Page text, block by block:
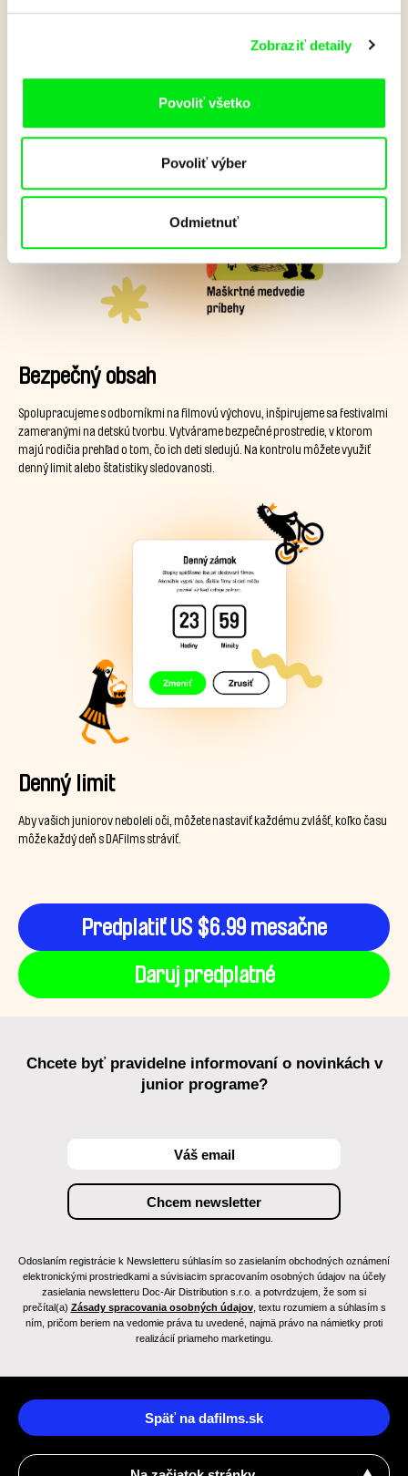
Zobraziť detaily
Povoliť všetko
Povoliť výber
Odmietnuť
vekové skupiny pripravujeme aj sprievodné texty a pracovné listy, aby mohli
Bezpečný obsah
Spolupracujeme s odborníkmi na filmovú výchovu, inšpirujeme sa festivalmi
zameranými na detskú tvorbu. Vytvárame bezpečné prostredie, v ktorom
majú rodičia prehľad o tom, čo ich deti sledujú. Na kontrolu môžete využiť
denný limit alebo štatistiky sledovanosti.
Denný limit
Aby vašich juniorov neboleli oči, môžete nastaviť každému zvlášť, koľko času
môže každý deň s DAFilms stráviť.
Predplatiť US $6.99 mesačne
Daruj predplatné
Chcete byť pravidelne informovaní o novinkách v
junior programe?
Odoslaním registrácie k Newsletteru súhlasím so zasielaním obchodných oznámení
elektronickými prostriedkami a súvisiacim spracovaním osobných údajov na účely
zasielania newsletteru Doc-Air Distribution s.r.o. a potvrdzujem, že som si
prečítal(a) Zásady spracovania osobných údajov, textu rozumiem a súhlasím s
ním, pričom beriem na vedomie práva tu uvedené, najmä právo na námietky proti
realizácií priameho marketingu.
Späť na dafilms.sk